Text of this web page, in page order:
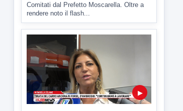
Comitati dal Prefetto Moscarella. Oltre a
rendere noto il flash...
▶